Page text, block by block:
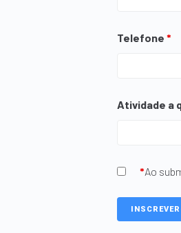
Telefone *
Atividade a
*Ao